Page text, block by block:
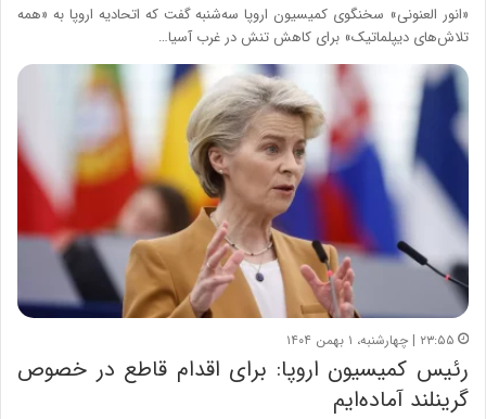
«انور العنونی» سخنگوی کمیسیون اروپا سه‌شنبه گفت که اتحادیه اروپا به «همه
تلاش‌های دیپلماتیک» برای کاهش تنش در غرب آسیا…
۲۳:۵۵ | چهارشنبه، ۱ بهمن ۱۴۰۴
رئیس کمیسیون اروپا: برای اقدام قاطع در خصوص
گرینلند آماده‌ایم